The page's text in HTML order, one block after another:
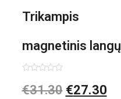
Trikampis
magnetinis langų
valiklis Klinmag
0
iš
€31.30 €27.30